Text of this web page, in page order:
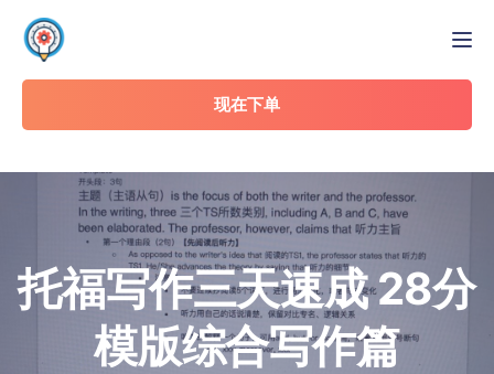
现在下单
托福写作三天速成 28分
模版综合写作篇